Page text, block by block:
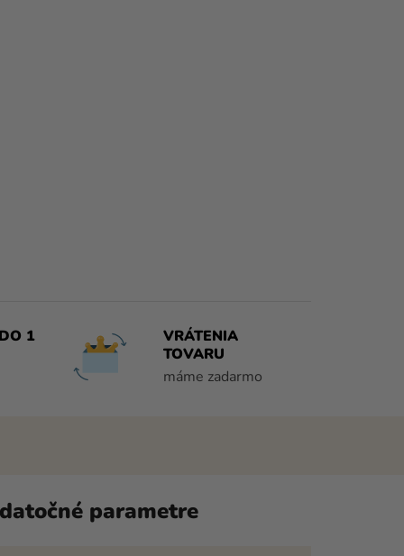
1
VRÁTENIA
TOVARU
máme zadarmo
parametre